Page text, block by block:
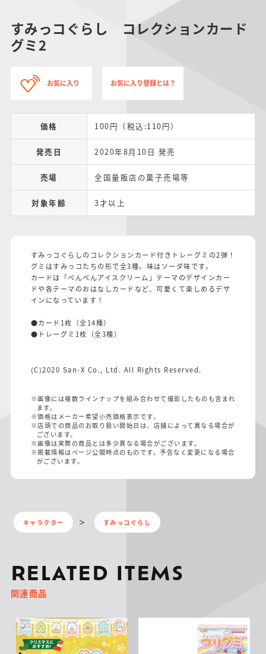
すみっコぐらし コレクションカード
グミ2
お気に入り お気に入り登録とは？
価格 100円（税込:110円）
発売日 2020年8月10日 発売
売場 全国量販店の菓子売場等
対象年齢 3才以上
すみっコぐらしのコレクションカード付きトレーグミの2弾！
グミはすみっコたちの形で全3種。味はソーダ味です。
カードは「ぺんぺんアイスクリーム」テーマのデザインカー
ドや各テーマのおはなしカードなど、可愛くて楽しめるデザ
インになっています！
●カード1枚（全14種）
●トレーグミ1枚（全3種）
(C)2020 San-X Co., Ltd. All Rights Reserved.
※画像には複数ラインナップを組み合わせて撮影したものも含まれ
ます。
※価格はメーカー希望小売価格表示です。
※店頭での商品のお取り扱い開始日は、店舗によって異なる場合が
ございます。
※画像は実際の商品とは多少異なる場合がございます。
※掲載情報はページ公開時点のものです。予告なく変更になる場合
がございます。
キャラクター すみっコぐらし
RELATED ITEMS
関連商品